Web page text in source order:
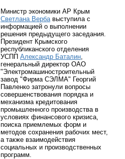
Министр экономики АР Крым
Светлана Верба выступила с
информацией о выполнении
решения предыдущего заседания.
Президент Крымского
республиканского отделения
УСПП Александр Баталин
генеральный директор ОАО
"Электромашиностроительный
завод "Фирма СЭЛМА" Георгий
Павленко затронули вопросы
совершенствования порядка и
механизма кредитования
промышленного производства в
условиях финансового кризиса,
поиска приемлемых форм и
методов сохранения рабочих мест,
а также взаимодействия
социальных и производственных
программ.